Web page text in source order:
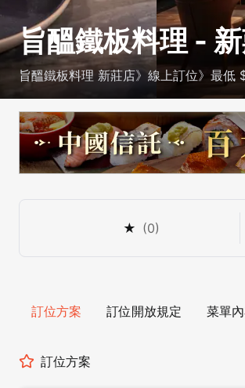
旨醞鐵板料理 -
旨醞鐵板料理 新莊店》線上訂位》最低
★ (0)
訂位方案 訂位開放規定 菜單
訂位方案